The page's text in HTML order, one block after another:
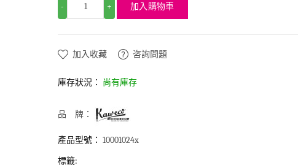
- + 加入購物車
加入收藏 咨詢問題
庫存狀況： 尚有庫存
品 牌：
產品型號： 10001024x
標籤: